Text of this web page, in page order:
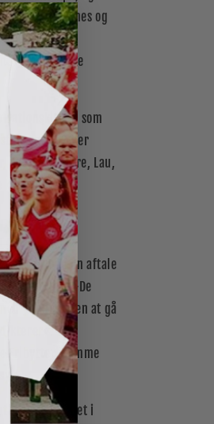
fra 60?ernes og
ekstatisk
storladende
som
1920'er
Tobias & Thure, Lau,
kan smide i
gang hører
står med en aftale
E) udtaler: »De
denne, uden at gå
Da
Fribytterdrømme
og indspillet i